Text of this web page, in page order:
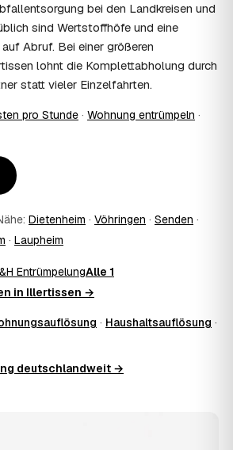
die Entrümpler, entscheidet aber nicht
Entsorgungsnachweis?
über zugelassene Höfe und
einen Entsorgungsnachweis aus —
Entrümpelung anwesend sein?
Kunden in Illertissen sind nur zur
Abschluss vor Ort; den genauen
Schlüsselübergabe — stimmen Sie
enthalten?
in der Regel das komplette
ab — auf Wunsch inklusive
Es gibt keine versteckten
senken den Endpreis zusätzlich.
über AWL Zentrum?
und unverbindlich. AWL
bei den Landkreisen und
sind Wertstoffhöfe und eine
Abruf. Bei einer größeren
lohnt die Komplettabholung durch
statt vieler Einzelfahrten.
pro Stunde · Wohnung entrümpeln ·
Dietenheim · Vöhringen · Senden ·
· Laupheim
EntrümpelungAlle 1
in Illertissen →
· Haushaltsauflösung ·
deutschlandweit →